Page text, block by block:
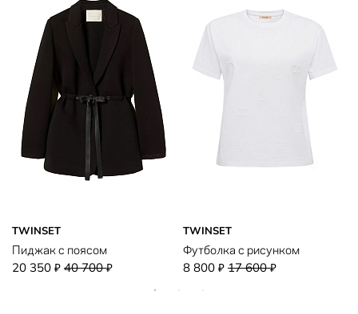
TWINSET
Пиджак с поясом
20 350 ₽ 40 700₽
TWINSET
Футболка с рисунком
8 800 ₽ 17 600₽